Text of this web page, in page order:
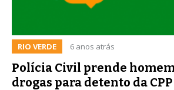
RIO VERDE 6 anos atrás
Polícia Civil prende
drogas para detento da